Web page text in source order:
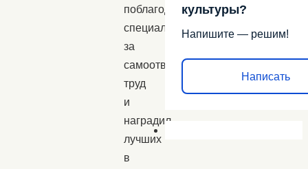
поблагодарил
специалистов
за
самоотверженный
труд
и
наградил
лучших
в
культуры?
Напишите — решим!
Написать